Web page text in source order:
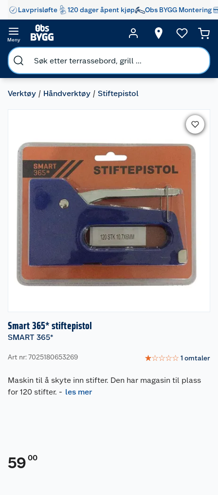
Lavprisløfte 120 dager åpent kjøp Obs BYGG Montering
Meny
Verktøy Håndverktøy Stiftepistol
Smart 365* stiftepistol
SMART 365*
Art nr: 7025180653269 ☆☆☆☆☆ 1 omtaler
Maskin til å skyte inn stifter. Den har magasin til plass
for 120 stifter. - les mer
59 00